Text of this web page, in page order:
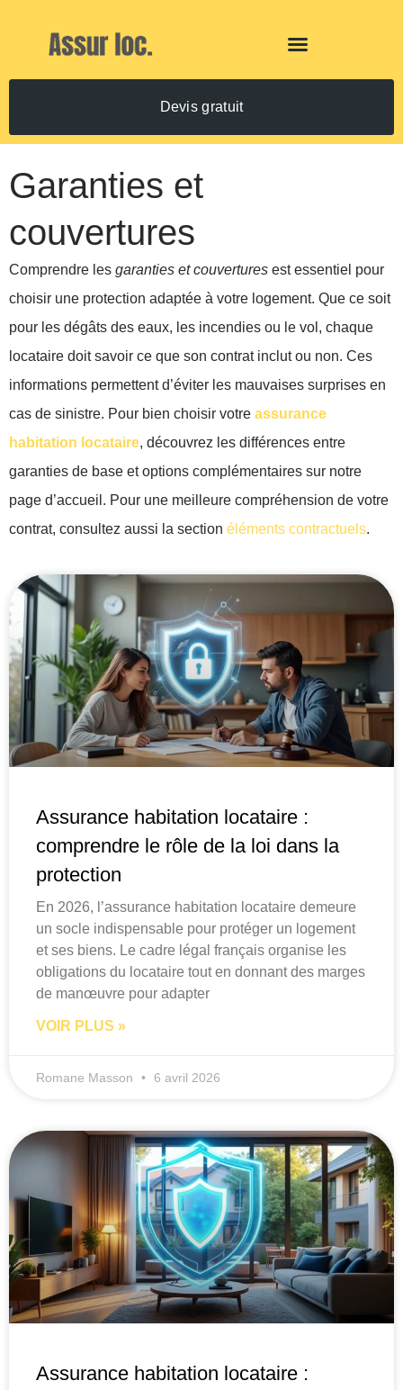
Devis gratuit
Garanties et
couvertures
Comprendre les garanties et couvertures est essentiel pour
choisir une protection adaptée à votre logement. Que ce soit
pour les dégâts des eaux, les incendies ou le vol, chaque
locataire doit savoir ce que son contrat inclut ou non. Ces
informations permettent d’éviter les mauvaises surprises en
cas de sinistre. Pour bien choisir votre assurance
habitation locataire, découvrez les différences entre
garanties de base et options complémentaires sur notre
page d’accueil. Pour une meilleure compréhension de votre
contrat, consultez aussi la section éléments contractuels.
Assurance habitation locataire :
comprendre le rôle de la loi dans la
protection
En 2026, l’assurance habitation locataire demeure
un socle indispensable pour protéger un logement
et ses biens. Le cadre légal français organise les
obligations du locataire tout en donnant des marges
de manœuvre pour adapter
VOIR PLUS »
Romane Masson 6 avril 2026
Assurance habitation locataire :